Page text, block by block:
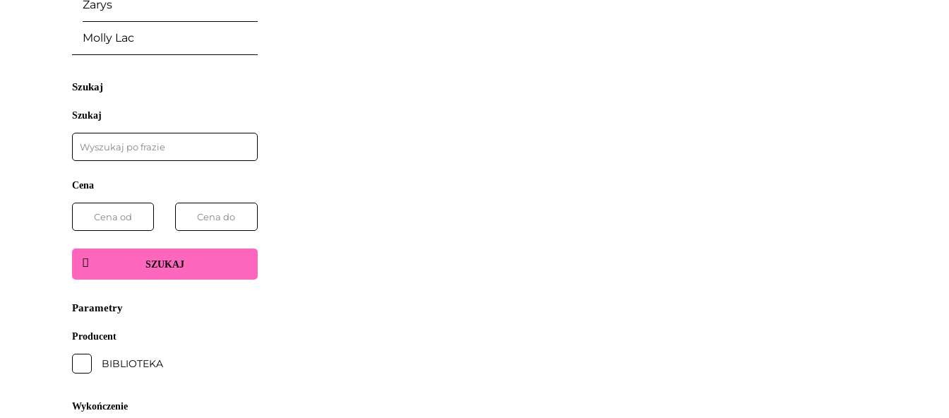
Zarys
Molly Lac
Szukaj
Szukaj
Cena
SZUKAJ
Parametry
Producent
BIBLIOTEKA
Wykończenie